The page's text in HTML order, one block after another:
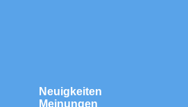
Neuigkeiten
Meinungen